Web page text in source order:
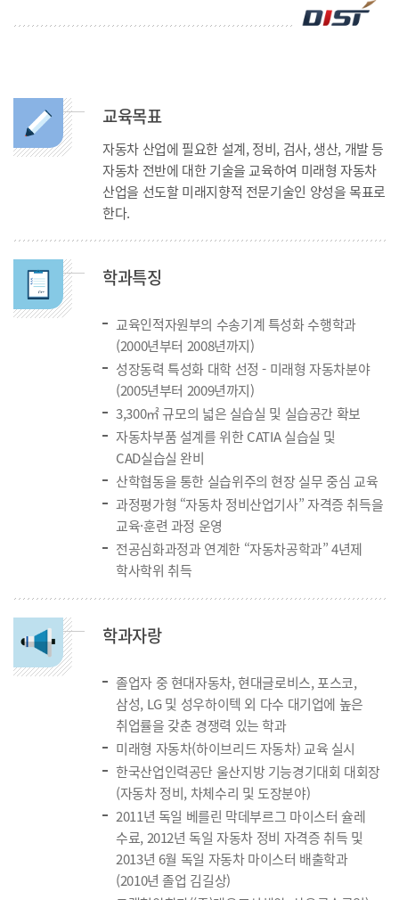
교육목표
자동차 산업에 필요한 설계, 정비, 검사, 생산, 개발 등
자동차 전반에 대한 기술을 교육하여 미래형 자동차
산업을 선도할 미래지향적 전문기술인 양성을 목표로
한다.
학과특징
교육인적자원부의 수송기계 특성화 수행학과
(2000년부터 2008년까지)
성장동력 특성화 대학 선정 - 미래형 자동차분야
(2005년부터 2009년까지)
3,300㎡ 규모의 넓은 실습실 및 실습공간 확보
자동차부품 설계를 위한 CATIA 실습실 및
CAD실습실 완비
산학협동을 통한 실습위주의 현장 실무 중심 교육
과정평가형 “자동차 정비산업기사” 자격증 취득을
교육·훈련 과정 운영
전공심화과정과 연계한 “자동차공학과” 4년제
학사학위 취득
학과자랑
졸업자 중 현대자동차, 현대글로비스, 포스코,
삼성, LG 및 성우하이텍 외 다수 대기업에 높은
취업률을 갖춘 경쟁력 있는 학과
미래형 자동차(하이브리드 자동차) 교육 실시
한국산업인력공단 울산지방 기능경기대회 대회장
(자동차 정비, 차체수리 및 도장분야)
2011년 독일 베를린 막데부르그 마이스터 슐레
수료, 2012년 독일 자동차 정비 자격증 취득 및
2013년 6월 독일 자동차 마이스터 배출학과
(2010년 졸업 김길상)